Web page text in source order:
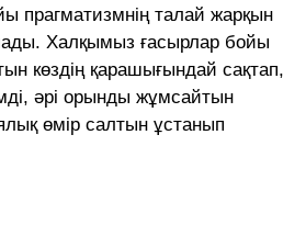
прагматизмнің талай жарқын
Халқымыз ғасырлар бойы
көздің қарашығындай сақтап,
әрі орынды жұмсайтын
өмір салтын ұстанып